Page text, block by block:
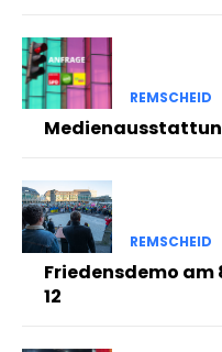
REMSCHEID
REMSCHEID
Friedensdemo am
12